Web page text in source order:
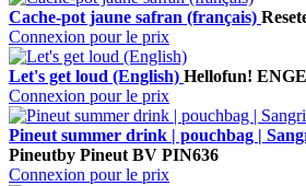
Cache-pot jaune safran (français)
Connexion pour le prix
Let's get loud (English) Hellofun!
Connexion pour le prix
Pineut summer drink | pouchbag |
Pineutby Pineut BV PIN636
Connexion pour le prix